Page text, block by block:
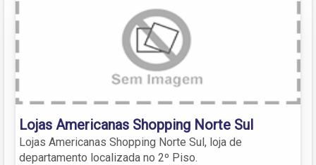
Lojas Americanas Shopping Norte Sul
Lojas Americanas Shopping Norte Sul, loja de
departamento localizada no 2º Piso.